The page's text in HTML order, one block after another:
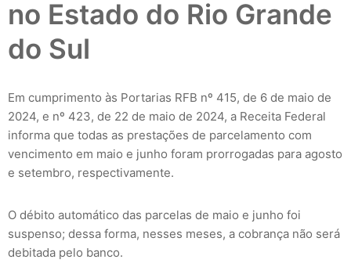
no Estado do Rio Grande
do Sul
Em cumprimento às Portarias RFB nº 415, de 6 de maio de
2024, e nº 423, de 22 de maio de 2024, a Receita Federal
informa que todas as prestações de parcelamento com
vencimento em maio e junho foram prorrogadas para agosto
e setembro, respectivamente.
O débito automático das parcelas de maio e junho foi
suspenso; dessa forma, nesses meses, a cobrança não será
debitada pelo banco.